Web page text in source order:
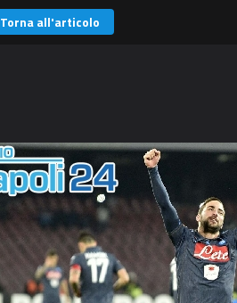
Torna all'articolo